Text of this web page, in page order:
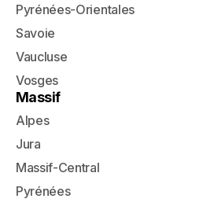
Pyrénées-Orientales
Savoie
Vaucluse
Vosges
Massif
Alpes
Jura
Massif-Central
Pyrénées